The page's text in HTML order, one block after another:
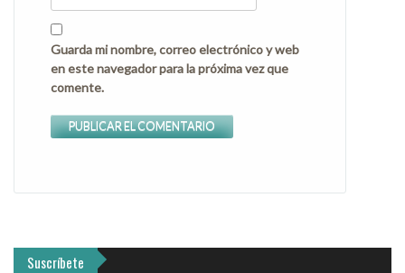
Guarda mi nombre, correo electrónico y web
en este navegador para la próxima vez que
comente.
Suscríbete